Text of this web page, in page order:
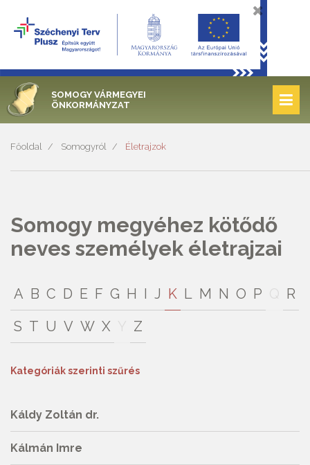
SOMOGY VÁRMEGYEI
ÖNKORMÁNYZAT
Főoldal Somogyról Életrajzok
Somogy megyéhez kötődő
neves személyek életrajzai
A B C D E F G H I J K L M N O P
R
S T U V W X Z
Kategóriák szerinti szűrés
Káldy Zoltán dr.
Kálmán Imre